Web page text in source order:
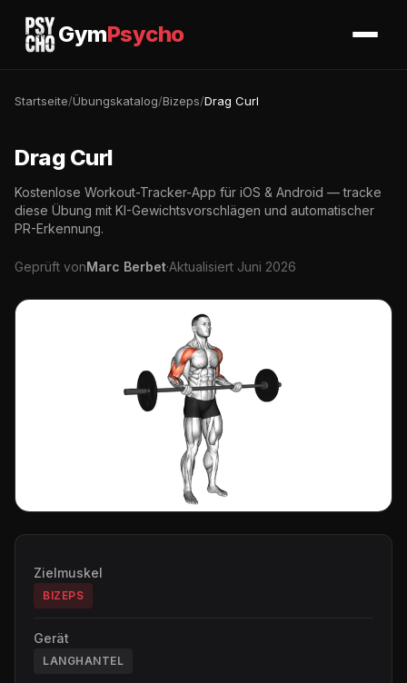
GymPsycho
Startseite/Übungskatalog/Bizeps/Drag Curl
Drag Curl
Kostenlose Workout-Tracker-App für iOS & Android — tracke
diese Übung mit KI-Gewichtsvorschlägen und automatischer
PR-Erkennung.
Geprüft vonMarc Berbet·Aktualisiert Juni 2026
Zielmuskel
BIZEPS
Gerät
LANGHANTEL